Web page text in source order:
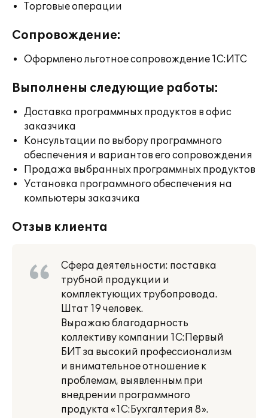
Торговые операции
Сопровождение:
Оформлено льготное сопровождение 1С:ИТС
Выполнены следующие работы:
Доставка программных продуктов в офис
заказчика
Консультации по выбору программного
обеспечения и вариантов его сопровождения
Продажа выбранных программных продуктов
Установка программного обеспечения на
компьютеры заказчика
Отзыв клиента
Сфера деятельности: поставка
трубной продукции и
комплектующих трубопровода.
Штат 19 человек.
Выражаю благодарность
коллективу компании 1С:Первый
БИТ за высокий профессионализм
и внимательное отношение к
проблемам, выявленным при
внедрении программного
продукта «1С:Бухгалтерия 8».